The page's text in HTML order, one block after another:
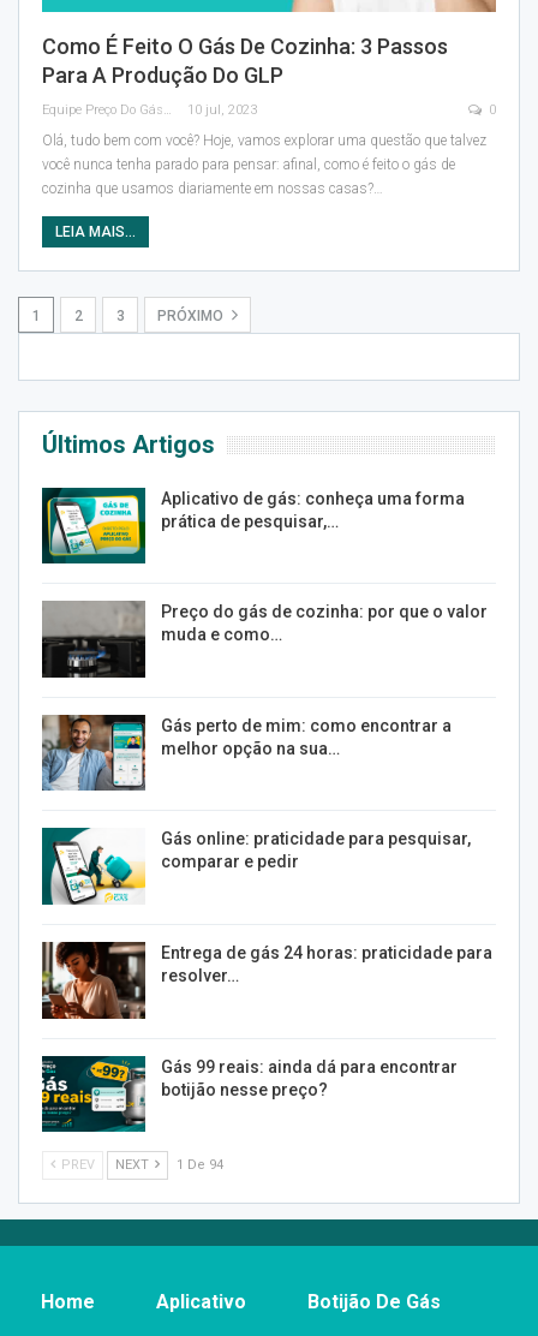
Como É Feito O Gás De Cozinha: 3 Passos
Para A Produção Do GLP
10 jul, 2023 0
Olá, tudo bem com você? Hoje, vamos explorar uma questão que talvez
você nunca tenha parado para pensar: afinal, como é feito o gás de
cozinha que usamos diariamente em nossas casas?
LEIA MAIS...
1 2 3 PRÓXIMO
Últimos Artigos
Aplicativo de gás: conheça uma forma
prática de pesquisar,…
Preço do gás de cozinha: por que o valor
muda e como…
Gás perto de mim: como encontrar a
melhor opção na sua…
Gás online: praticidade para pesquisar,
comparar e pedir
Entrega de gás 24 horas: praticidade para
resolver…
Gás 99 reais: ainda dá para encontrar
botijão nesse preço?
PREV NEXT 1 De 94
Home Aplicativo Botijão De Gás